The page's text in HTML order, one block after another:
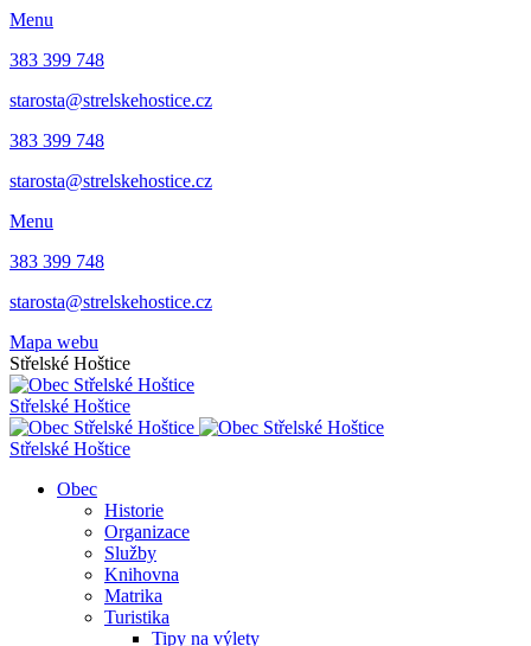
Menu
383 399 748
starosta@strelskehostice.cz
383 399 748
starosta@strelskehostice.cz
Menu
383 399 748
starosta@strelskehostice.cz
Mapa webu
Střelské Hoštice
Střelské Hoštice
Střelské Hoštice
Obec
Historie
Organizace
Služby
Knihovna
Matrika
Turistika
Tipy na výlety